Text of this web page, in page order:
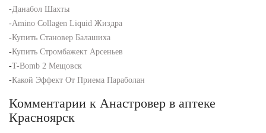
-Данабол Шахты
-Amino Collagen Liquid Жиздра
-Купить Становер Балашиха
-Купить Стромбажект Арсеньев
-T-Bomb 2 Мещовск
-Какой Эффект От Приема Параболан
Комментарии к Анастровер в аптеке
Красноярск